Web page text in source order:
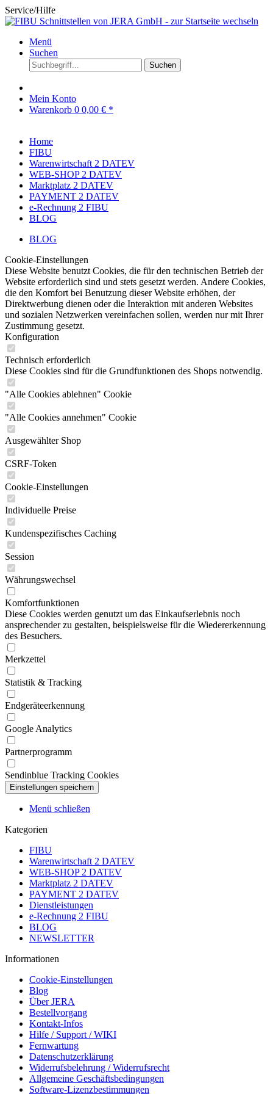
Service/Hilfe
Menü
Suchen
Suchen
Mein Konto
Warenkorb 0 0,00 € *
Home
FIBU
Warenwirtschaft 2 DATEV
WEB-SHOP 2 DATEV
Marktplatz 2 DATEV
PAYMENT 2 DATEV
e-Rechnung 2 FIBU
BLOG
BLOG
Cookie-Einstellungen
Diese Website benutzt Cookies, die für den technischen Betrieb der
Website erforderlich sind und stets gesetzt werden. Andere Cookies,
die den Komfort bei Benutzung dieser Website erhöhen, der
Direktwerbung dienen oder die Interaktion mit anderen Websites
und sozialen Netzwerken vereinfachen sollen, werden nur mit Ihrer
Zustimmung gesetzt.
Konfiguration
Technisch erforderlich
Diese Cookies sind für die Grundfunktionen des Shops notwendig.
"Alle Cookies ablehnen" Cookie
"Alle Cookies annehmen" Cookie
Ausgewählter Shop
CSRF-Token
Cookie-Einstellungen
Individuelle Preise
Kundenspezifisches Caching
Session
Währungswechsel
Komfortfunktionen
Diese Cookies werden genutzt um das Einkaufserlebnis noch
ansprechender zu gestalten, beispielsweise für die Wiedererkennung
des Besuchers.
Merkzettel
Statistik & Tracking
Endgeräteerkennung
Google Analytics
Partnerprogramm
Sendinblue Tracking Cookies
Menü schließen
Kategorien
FIBU
Warenwirtschaft 2 DATEV
WEB-SHOP 2 DATEV
Marktplatz 2 DATEV
PAYMENT 2 DATEV
Dienstleistungen
e-Rechnung 2 FIBU
BLOG
NEWSLETTER
Informationen
Cookie-Einstellungen
Blog
Über JERA
Bestellvorgang
Kontakt-Infos
Hilfe / Support / WIKI
Fernwartung
Datenschutzerklärung
Widerrufsbelehrung / Widerrufsrecht
Allgemeine Geschäftsbedingungen
Software-Lizenzbestimmungen